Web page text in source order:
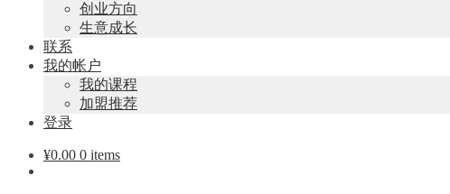
创业方向
生意成长
联系
我的帐户
我的课程
加盟推荐
登录
¥0.00 0 items